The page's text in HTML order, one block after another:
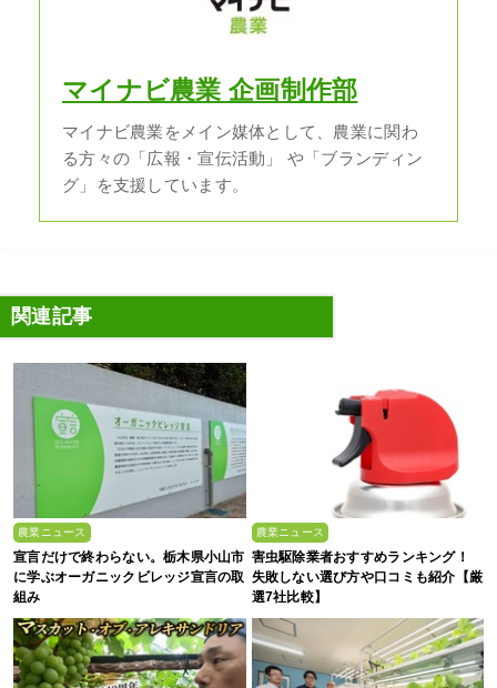
マイナビ農業 企画制作部
マイナビ農業をメイン媒体として、農業に関わ
る方々の「広報・宣伝活動」 や「ブランディン
グ」を支援しています。
関連記事
農業ニュース
宣言だけで終わらない。栃木県小山市
に学ぶオーガニックビレッジ宣言の取
組み
農業ニュース
害虫駆除業者おすすめランキング！
失敗しない選び方や口コミも紹介【厳
選7社比較】